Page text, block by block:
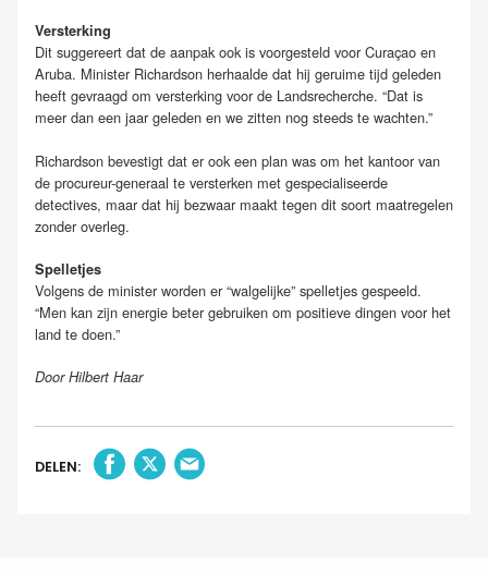
Versterking
Dit suggereert dat de aanpak ook is voorgesteld voor Curaçao en
Aruba. Minister Richardson herhaalde dat hij geruime tijd geleden
heeft gevraagd om versterking voor de Landsrecherche. “Dat is
meer dan een jaar geleden en we zitten nog steeds te wachten.”
Richardson bevestigt dat er ook een plan was om het kantoor van
de procureur-generaal te versterken met gespecialiseerde
detectives, maar dat hij bezwaar maakt tegen dit soort maatregelen
zonder overleg.
Spelletjes
Volgens de minister worden er “walgelijke” spelletjes gespeeld.
“Men kan zijn energie beter gebruiken om positieve dingen voor het
land te doen.”
Door Hilbert Haar
DELEN: